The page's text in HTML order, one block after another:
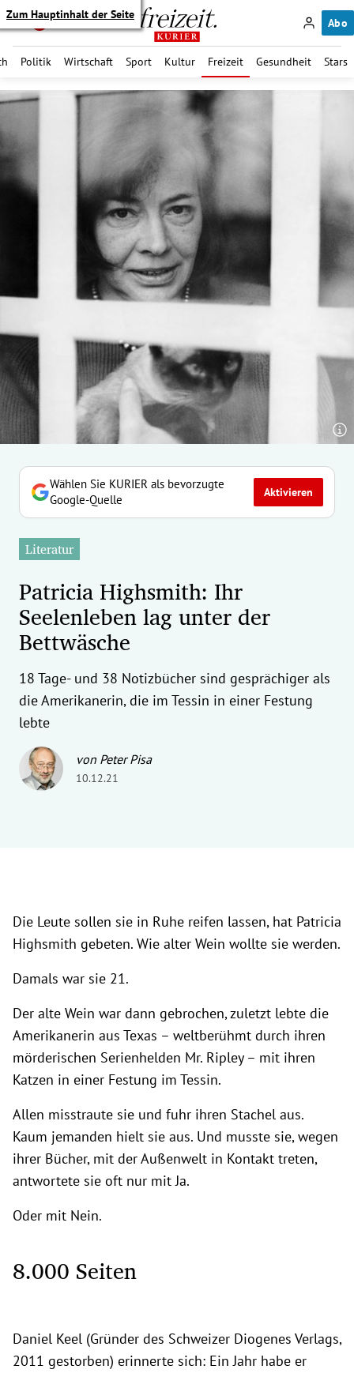
Zum Hauptinhalt der Seite
Abo
Politik Wirtschaft Sport Kultur Freizeit Gesundheit Stars
Untermenü
Untermenü
Untermenü
Untermenü
Untermenü
Untermenü
Untermenü
Untermenü
Untermenü
Untermenü
Wählen Sie KURIER als bevorzugte
Google-Quelle
Aktivieren
Literatur
Patricia Highsmith: Ihr
Seelenleben lag unter der
Bettwäsche
18 Tage- und 38 Notizbücher sind gesprächiger als
die Amerikanerin, die im Tessin in einer Festung
lebte
von Peter Pisa
10.12.21
Die Leute sollen sie in Ruhe reifen lassen, hat Patricia
Highsmith gebeten. Wie alter Wein wollte sie werden.
Damals war sie 21.
Der alte Wein war dann gebrochen, zuletzt lebte die
Amerikanerin aus Texas – weltberühmt durch ihren
mörderischen Serienhelden Mr. Ripley – mit ihren
Katzen in einer Festung im Tessin.
Allen misstraute sie und fuhr ihren Stachel aus.
Kaum jemanden hielt sie aus. Und musste sie, wegen
ihrer Bücher, mit der Außenwelt in Kontakt treten,
antwortete sie oft nur mit Ja.
Oder mit Nein.
8.000 Seiten
Daniel Keel (Gründer des Schweizer Diogenes Verlags,
2011 gestorben) erinnerte sich: Ein Jahr habe er